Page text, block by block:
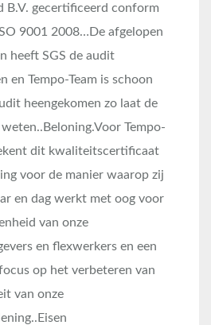
B.V. gecertificeerd conform
9001 2008…De afgelopen
heeft SGS de audit
en Tempo-Team is schoon
heengekomen zo laat de
Tempo-
dit kwaliteitscertificaat
voor de manier waarop zij
en dag werkt met oog voor
van onze
en flexwerkers en een
op het verbeteren van
van onze